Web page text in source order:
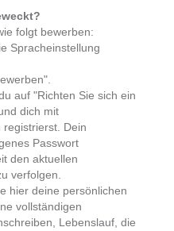
folgt bewerben:
Spracheinstellung
auf "Richten Sie sich ein
dich mit
Dein
Passwort
den aktuellen
verfolgen.
hier deine persönlichen
vollständigen
Lebenslauf, die